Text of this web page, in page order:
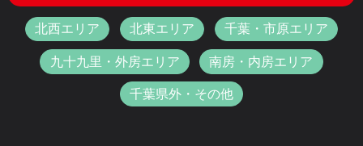
北西エリア 北東エリア 千葉・市原エリア
九十九里・外房エリア 南房・内房エリア
千葉県外・その他